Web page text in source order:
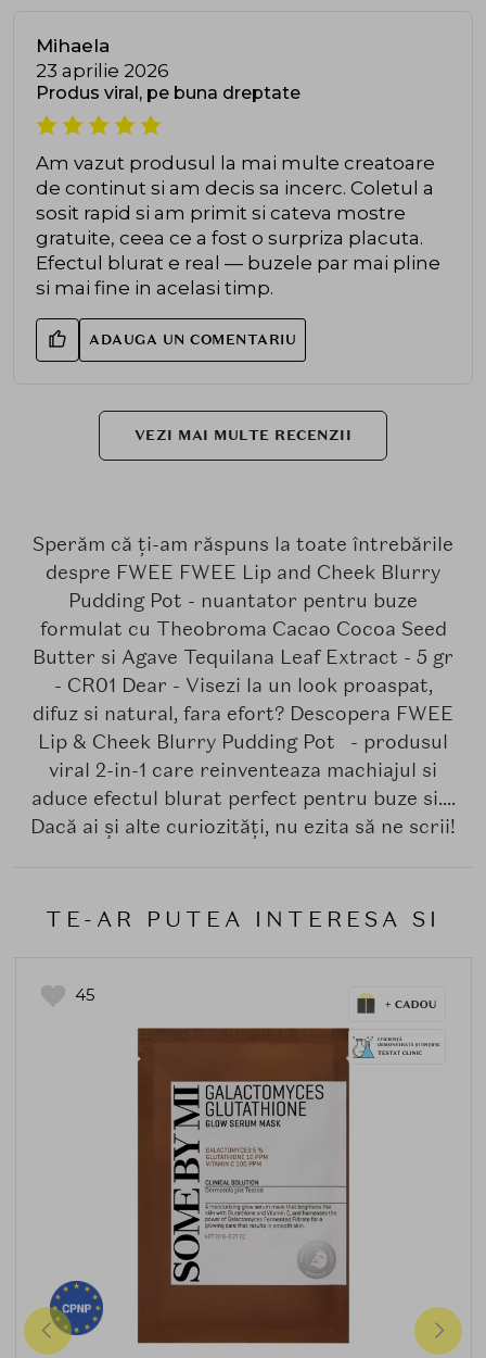
Mihaela
23 aprilie 2026
Produs viral, pe buna dreptate
Am vazut produsul la mai multe creatoare
de continut si am decis sa incerc. Coletul a
sosit rapid si am primit si cateva mostre
gratuite, ceea ce a fost o surpriza placuta.
Efectul blurat e real — buzele par mai pline
si mai fine in acelasi timp.
ADAUGA UN COMENTARIU
VEZI MAI MULTE RECENZII
Sperăm că ți-am răspuns la toate întrebările
despre FWEE FWEE Lip and Cheek Blurry
Pudding Pot - nuantator pentru buze
formulat cu Theobroma Cacao Cocoa Seed
Butter si Agave Tequilana Leaf Extract - 5 gr
- CR01 Dear - Visezi la un look proaspat,
difuz si natural, fara efort? Descopera FWEE
Lip & Cheek Blurry Pudding Pot - produsul
viral 2-in-1 care reinventeaza machiajul si
aduce efectul blurat perfect pentru buze si....
Dacă ai și alte curiozități, nu ezita să ne scrii!
TE-AR PUTEA INTERESA SI
45